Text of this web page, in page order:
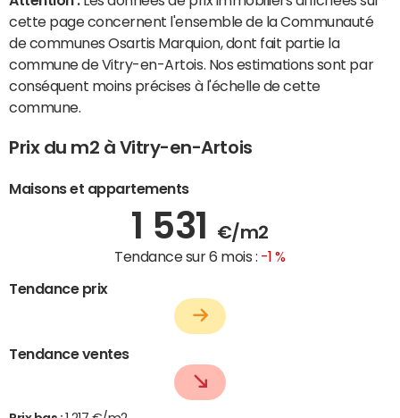
cette page concernent l'ensemble de la Communauté
de communes Osartis Marquion, dont fait partie la
commune de Vitry-en-Artois. Nos estimations sont par
conséquent moins précises à l'échelle de cette
commune.
Prix du m2 à Vitry-en-Artois
Maisons et appartements
1 531 €/m2
Tendance sur 6 mois : -1 %
Tendance prix
Tendance ventes